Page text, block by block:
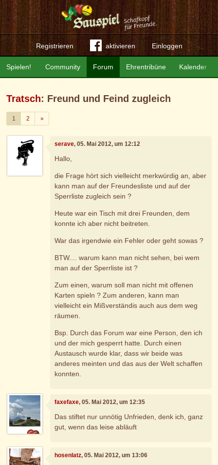
Registrieren aktivieren Einloggen
Community Forum Ehrentribüne Kalender
Spielen!
Tratsch: Freund und Feind zugleich
1 2 »Weiter
serave, 05. Mai 2012, um 12:12
Hallo,
die Frage hört sich vielleicht merkwürdig an, aber
kann man auf der Freundesliste und auf der
Sperrliste zugleich sein ?
Heute war ein Tisch mit drei Freunden, dem
konnte ich aber nicht beitreten.
War das irgendwie ein Fehler oder geht sowas ?
BTW.... warum kann man nicht sehen, bei wem
man auf der Sperrliste ist ?
Zum einen, warum soll man nicht mit offenen
Karten spieln ? Zum anderen, kann man
vielleicht ein Mißverständis auch aus dem weg
räumen.
Bsp. Durch das Forum war eine Person, den ich
und der mich gesperrt hatte. Durch einen
Austausch wurde klar, dass wir beide was
anderes meinten und das aus der Welt schaffen
konnten.
faxefaxe, 05. Mai 2012, um 12:35
Das stiftet nur unnötig Unfrieden, denk ich, ganz
gut, wenn das leise abläuft
hosenlatz, 05. Mai 2012, um 13:06